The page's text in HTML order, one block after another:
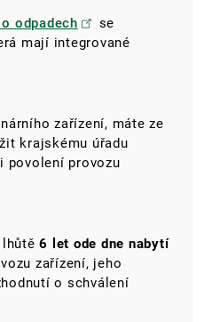
odpadech
se
mají integrované
zařízení, máte ze
krajskému úřadu
povolení provozu
6 let ode dne nabytí
zařízení, jeho
o schválení